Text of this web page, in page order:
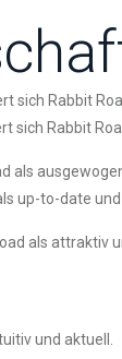
sich Rabbit
Rabbit
als
up-to-date und
als attraktiv
und aktuell.